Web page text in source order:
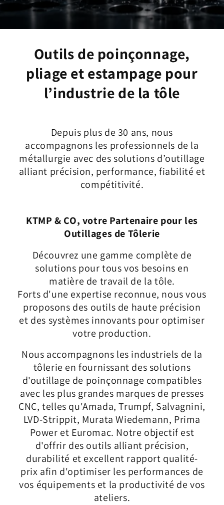
Outils de poinçonnage,
pliage et estampage pour
l’industrie de la tôle
Depuis plus de 30 ans, nous
accompagnons les professionnels de la
métallurgie avec des solutions d’outillage
alliant précision, performance, fiabilité et
compétitivité.
KTMP & CO, votre Partenaire pour les
Outillages de Tôlerie
Découvrez une gamme complète de
solutions pour tous vos besoins en
matière de travail de la tôle.
Forts d'une expertise reconnue, nous vous
proposons des outils de haute précision
et des systèmes innovants pour optimiser
votre production.
Nous accompagnons les industriels de la
tôlerie en fournissant des solutions
d'outillage de poinçonnage compatibles
avec les plus grandes marques de presses
CNC, telles qu'Amada, Trumpf, Salvagnini,
LVD-Strippit, Murata Wiedemann, Prima
Power et Euromac. Notre objectif est
d'offrir des outils alliant précision,
durabilité et excellent rapport qualité-
prix afin d'optimiser les performances de
vos équipements et la productivité de vos
ateliers.